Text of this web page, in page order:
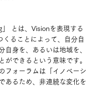
」 とは、Visionを表現する
くることによって、自分自
自身を、あるいは地域を、
ができるという意味です。
フォーラムは「イノベーシ
あるため、非連続な変化を